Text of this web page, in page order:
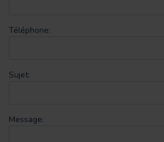
Téléphone:
Sujet:
Message: